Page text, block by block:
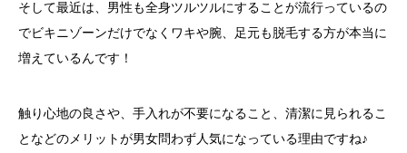
そして最近は、男性も全身ツルツルにすることが流行っているの
でビキニゾーンだけでなくワキや腕、足元も脱毛する方が本当に
増えているんです！
触り心地の良さや、手入れが不要になること、清潔に見られるこ
となどのメリットが男女問わず人気になっている理由ですね♪